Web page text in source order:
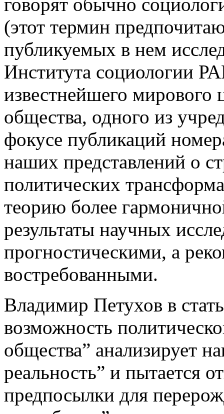
(этот термин
публикуемых в нем
Института социологии
известнейшего мирового
общества, одного из
фокусе публикаций
наших представлений о
политических
теорию более
результаты научных
прогностическими, а
востребованными.
Владимир Петухов в
возможность
общества” анализирует
реальность” и пытается
предпосылки для